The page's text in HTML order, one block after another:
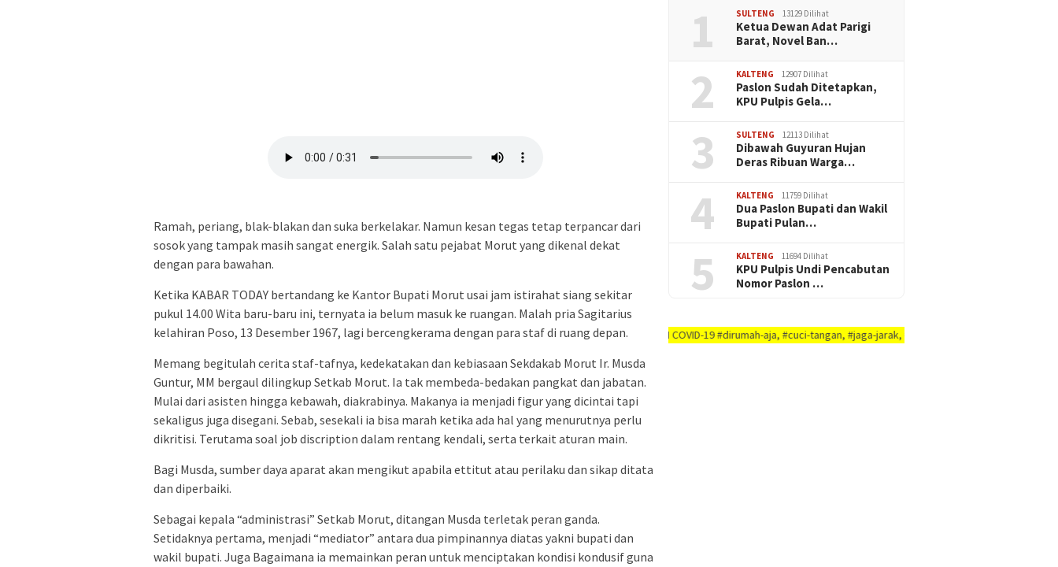
Ramah, periang, blak-blakan dan suka berkelakar. Namun kesan tegas tetap terpancar dari
sosok yang tampak masih sangat energik. Salah satu pejabat Morut yang dikenal dekat
dengan para bawahan.
Ketika KABAR TODAY bertandang ke Kantor Bupati Morut usai jam istirahat siang sekitar
pukul 14.00 Wita baru-baru ini, ternyata ia belum masuk ke ruangan. Malah pria Sagitarius
kelahiran Poso, 13 Desember 1967, lagi bercengkerama dengan para staf di ruang depan.
Memang begitulah cerita staf-tafnya, kedekatakan dan kebiasaan Sekdakab Morut Ir. Musda
Guntur, MM bergaul dilingkup Setkab Morut. Ia tak membeda-bedakan pangkat dan jabatan.
Mulai dari asisten hingga kebawah, diakrabinya. Makanya ia menjadi figur yang dicintai tapi
sekaligus juga disegani. Sebab, sesekali ia bisa marah ketika ada hal yang menurutnya perlu
dikritisi. Terutama soal job discription dalam rentang kendali, serta terkait aturan main.
Bagi Musda, sumber daya aparat akan mengikut apabila ettitut atau perilaku dan sikap ditata
dan diperbaiki.
Sebagai kepala “administrasi” Setkab Morut, ditangan Musda terletak peran ganda.
Setidaknya pertama, menjadi “mediator” antara dua pimpinannya diatas yakni bupati dan
wakil bupati. Juga Bagaimana ia memainkan peran untuk menciptakan kondisi kondusif guna
1 SULTENG 13129 Dilihat
Ketua Dewan Adat Parigi
Barat, Novel Ban…
2 KALTENG 12907 Dilihat
Paslon Sudah Ditetapkan,
KPU Pulpis Gela…
3 SULTENG 12113 Dilihat
Dibawah Guyuran Hujan
Deras Ribuan Warga…
4 KALTENG 11759 Dilihat
Dua Paslon Bupati dan Wakil
Bupati Pulan…
5 KALTENG 11694 Dilihat
KPU Pulpis Undi Pencabutan
Nomor Paslon …
AYO PUTUSKAN RANTAI COVID-19 #dirumah-aja, #cuci-tangan, #jaga-jarak, #jaga-imunitas-tubuh, #rajin-bersikan-diri-